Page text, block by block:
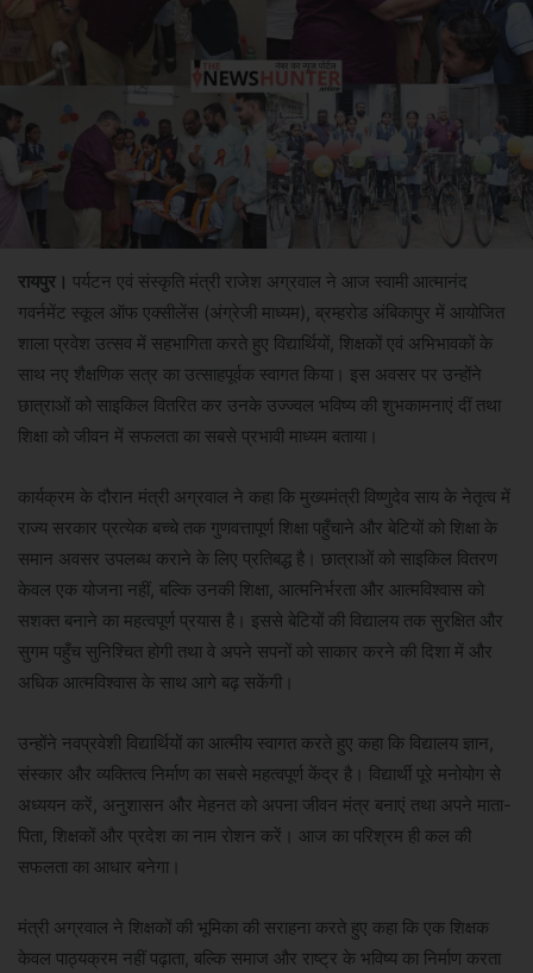
रायपुर। पर्यटन एवं संस्कृति मंत्री राजेश अग्रवाल ने आज स्वामी आत्मानंद
गवर्नमेंट स्कूल ऑफ एक्सीलेंस (अंग्रेजी माध्यम), ब्रम्हरोड अंबिकापुर में आयोजित
शाला प्रवेश उत्सव में सहभागिता करते हुए विद्यार्थियों, शिक्षकों एवं अभिभावकों के
साथ नए शैक्षणिक सत्र का उत्साहपूर्वक स्वागत किया। इस अवसर पर उन्होंने
छात्राओं को साइकिल वितरित कर उनके उज्ज्वल भविष्य की शुभकामनाएं दीं तथा
शिक्षा को जीवन में सफलता का सबसे प्रभावी माध्यम बताया।
कार्यक्रम के दौरान मंत्री अग्रवाल ने कहा कि मुख्यमंत्री विष्णुदेव साय के नेतृत्व में
राज्य सरकार प्रत्येक बच्चे तक गुणवत्तापूर्ण शिक्षा पहुँचाने और बेटियों को शिक्षा के
समान अवसर उपलब्ध कराने के लिए प्रतिबद्ध है। छात्राओं को साइकिल वितरण
केवल एक योजना नहीं, बल्कि उनकी शिक्षा, आत्मनिर्भरता और आत्मविश्वास को
सशक्त बनाने का महत्वपूर्ण प्रयास है। इससे बेटियों की विद्यालय तक सुरक्षित और
सुगम पहुँच सुनिश्चित होगी तथा वे अपने सपनों को साकार करने की दिशा में और
अधिक आत्मविश्वास के साथ आगे बढ़ सकेंगी।
उन्होंने नवप्रवेशी विद्यार्थियों का आत्मीय स्वागत करते हुए कहा कि विद्यालय ज्ञान,
संस्कार और व्यक्तित्व निर्माण का सबसे महत्वपूर्ण केंद्र है। विद्यार्थी पूरे मनोयोग से
अध्ययन करें, अनुशासन और मेहनत को अपना जीवन मंत्र बनाएं तथा अपने माता-
पिता, शिक्षकों और प्रदेश का नाम रोशन करें। आज का परिश्रम ही कल की
सफलता का आधार बनेगा।
मंत्री अग्रवाल ने शिक्षकों की भूमिका की सराहना करते हुए कहा कि एक शिक्षक
केवल पाठ्यक्रम नहीं पढ़ाता, बल्कि समाज और राष्ट्र के भविष्य का निर्माण करता